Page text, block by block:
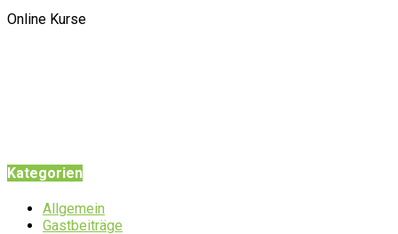
Online Kurse
Kategorien
Allgemein
Gastbeiträge